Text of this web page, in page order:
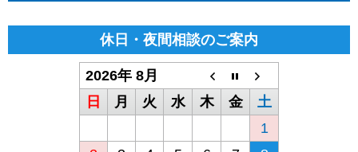
休日・夜間相談のご案内
2026年 8月
日
月 火 水 木 金
土
1